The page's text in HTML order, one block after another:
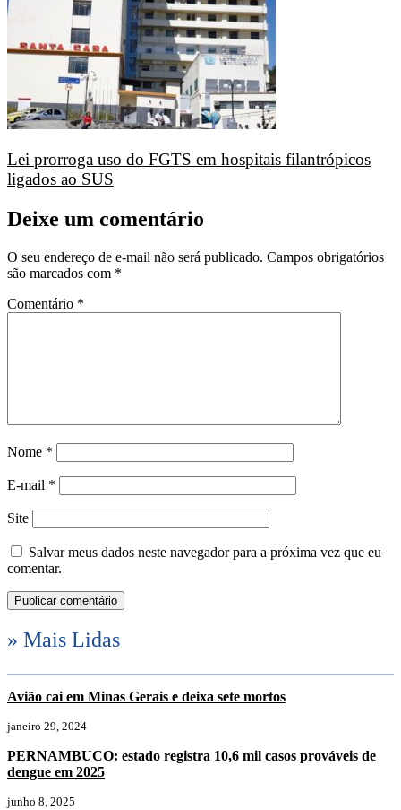
Lei prorroga uso do FGTS em hospitais filantrópicos
ligados ao SUS
Deixe um comentário
O seu endereço de e-mail não será publicado. Campos obrigatórios
são marcados com *
Comentário *
Nome *
E-mail *
Site
Salvar meus dados neste navegador para a próxima vez que eu
comentar.
» Mais Lidas
Avião cai em Minas Gerais e deixa sete mortos
janeiro 29, 2024
PERNAMBUCO: estado registra 10,6 mil casos prováveis de
dengue em 2025
junho 8, 2025